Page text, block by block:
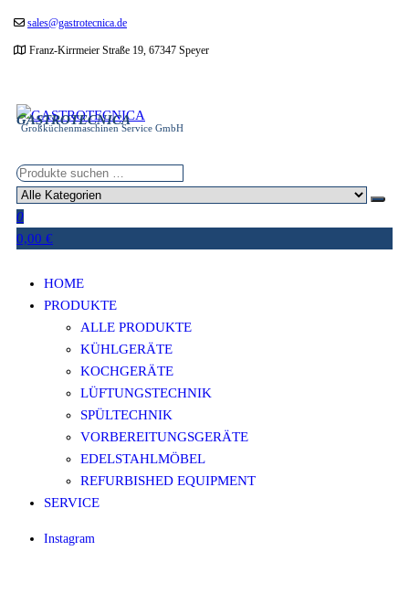
Zumsales@gastrotecnica.de
Franz-Kirrmeier Straße 19, 67347 Speyer
GASTROTECNICA
Großküchenmaschinen Service GmbH
0
0,00 €
HOME
PRODUKTE
ALLE PRODUKTE
KÜHLGERÄTE
KOCHGERÄTE
LÜFTUNGSTECHNIK
SPÜLTECHNIK
VORBEREITUNGSGERÄTE
EDELSTAHLMÖBEL
REFURBISHED EQUIPMENT
SERVICE
Instagram